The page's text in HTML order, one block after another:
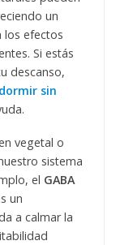
un
los efectos
Si estás
descanso,
sin
vegetal o
sistema
el GABA
un
a calmar la